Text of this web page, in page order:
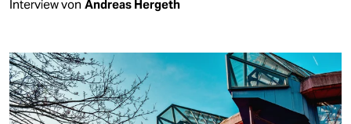
Interview von Andreas Hergeth